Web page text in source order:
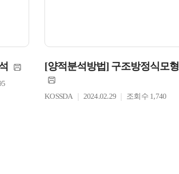
[양적분석방법] 구조방정식모형
KOSSDA 2024.02.29 조회수 1,740